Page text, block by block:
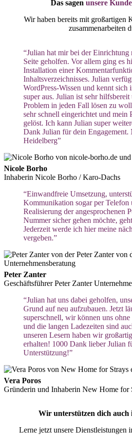
Das sagen unsere
Wir haben bereits mit großartigen
zusammenarbeiten
“Julian hat mir bei der Einrichtung
Seite geholfen. Vor allem ging es
Installation einer
Inhaltsverzeichnisses. Julian
WordPress-Wissen und kennt sich
super aus. Julian ist sehr
Problem in jeden Fall lösen zu
sehr schnell eingerichtet und mein
gelöst. Ich kann Julian super
Dank Julian für dein Engagement.
Heidelberg”
Nicole Borho
Inhaberin Nicole Borho / Karo-Dachs
“Einwandfreie Umsetzung,
Kommunikation sogar per Telefon
Realisierung der angesprochenen
Nummer sicher gehen möchte,
Jederzeit werde ich hier meine
vergeben.”
Peter Zanter
Geschäftsführer Peter Zanter
“Julian hat uns dabei geholfen,
Grund auf neu aufzubauen. Jetzt
superschnell, wir können uns ohne
und die langen Ladezeiten sind
unseren Lesern haben wir
erhalten! 1000 Dank lieber Julian
Unterstützung!”
Vera Poros
Gründerin und Inhaberin New Home for
Wir unterstützen dich auch
Lerne jetzt unsere Dienstleistungen